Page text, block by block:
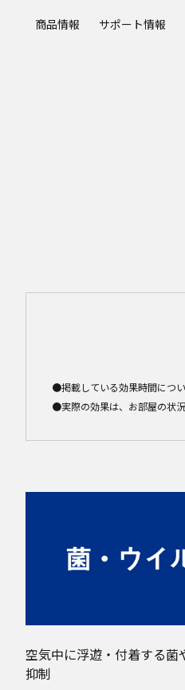
商品情報 サポート情報
●掲載している効果時間につ
●実際の効果は、お部屋の状
空気中に浮遊・付着する菌
抑制